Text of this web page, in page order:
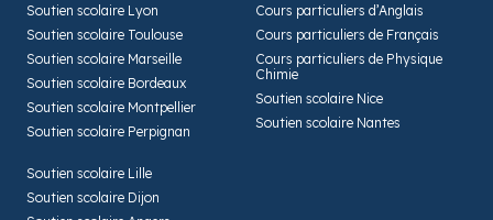
Soutien scolaire Lyon
Soutien scolaire Toulouse
Soutien scolaire Marseille
Soutien scolaire Bordeaux
Soutien scolaire Montpellier
Soutien scolaire Perpignan
Cours particuliers d’Anglais
Cours particuliers de Français
Cours particuliers de Physique
Chimie
Soutien scolaire Nice
Soutien scolaire Nantes
Soutien scolaire Lille
Soutien scolaire Dijon